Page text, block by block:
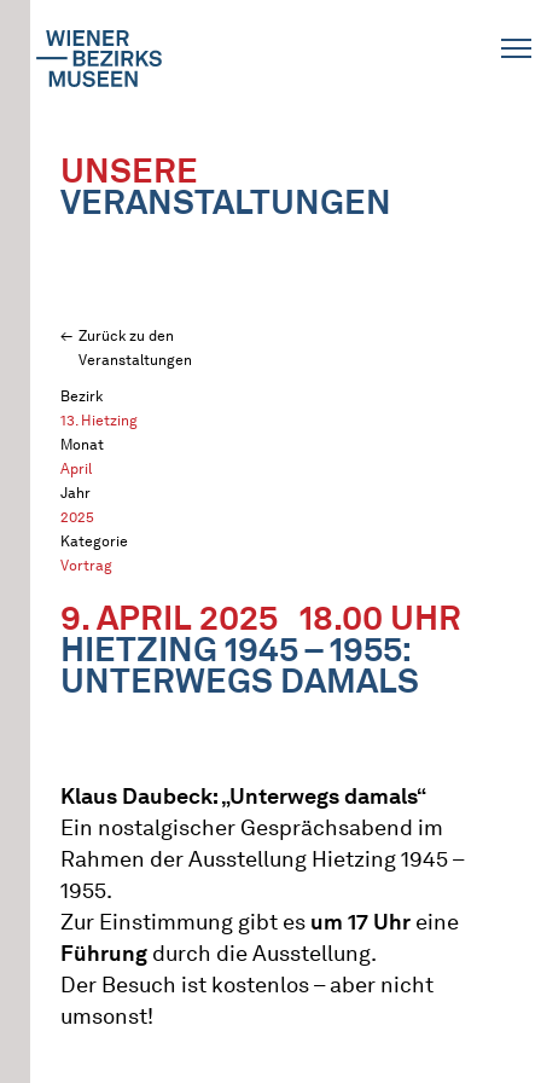
UNSERE
VERANSTALTUNGEN
Zurück zu den
Veranstaltungen
Bezirk
13. Hietzing
Monat
April
Jahr
2025
Kategorie
Vortrag
9. APRIL 2025 18.00 UHR
HIETZING 1945 – 1955:
UNTERWEGS DAMALS
Klaus Daubeck: „Unterwegs damals“
Ein nostalgischer Gesprächsabend im
Rahmen der Ausstellung Hietzing 1945 –
1955.
Zur Einstimmung gibt es um 17 Uhr eine
Führung durch die Ausstellung.
Der Besuch ist kostenlos – aber nicht
umsonst!